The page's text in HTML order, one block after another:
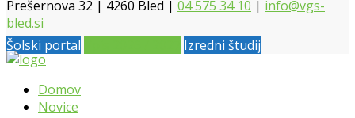
Prešernova 32 | 4260 Bled | 04 575 34 10 | info@vgs-
bled.si
Šolski portal
Izredni študij
Domov
Novice